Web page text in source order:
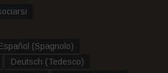
(Spagnolo)
Deutsch (Tedesco)